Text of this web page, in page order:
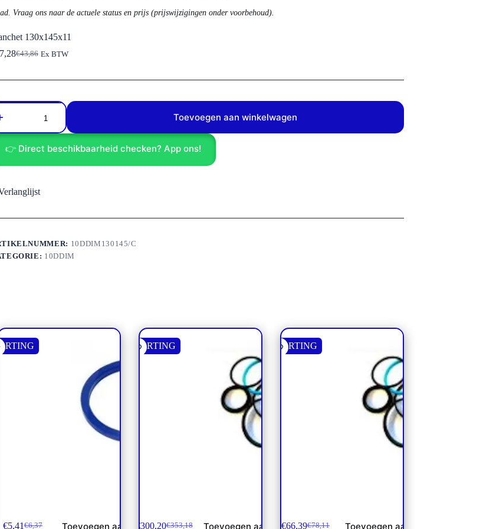
Vraag ons naar de actuele status en prijs (prijswijzigingen onder voorbehoud).
130x145x11
€43,86
Oorspronkelijke
was:
Huidige
is:
Ex BTW
Toevoegen aan winkelwagen
👉 Direct beschikbaarheid checken? App ons!
10DDIM130145/C
10DDIM
€6,37
€5,41 Toevoegen aan
KORTING
€353,18
€300,20 Toevoegen aan
KORTING
€78,11
€66,39 Toevoegen aan